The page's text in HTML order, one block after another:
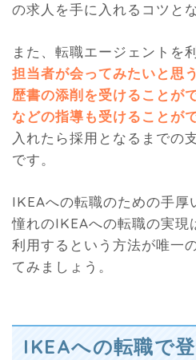
の求人を手に入れるコツと
また、転職エージェントを
担当者が会ってみたいと思
歴書の添削を受けることが
などの指導も受けることが
入れたら採用となるまでの
です。
IKEAへの転職のための手厚
憧れのIKEAへの転職の実現
利用するという方法が唯一
てみましょう。
IKEAへの転職で